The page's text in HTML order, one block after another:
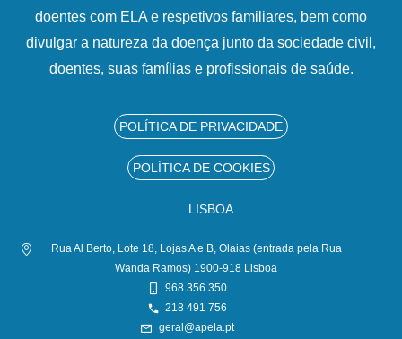
doentes com ELA e respetivos familiares, bem como
divulgar a natureza da doença junto da sociedade civil,
doentes, suas famílias e profissionais de saúde.
POLÍTICA DE PRIVACIDADE
POLÍTICA DE COOKIES
LISBOA
Rua Al Berto, Lote 18, Lojas A e B, Olaias (entrada pela Rua
Wanda Ramos) 1900-918 Lisboa
968 356 350
218 491 756
geral@apela.pt